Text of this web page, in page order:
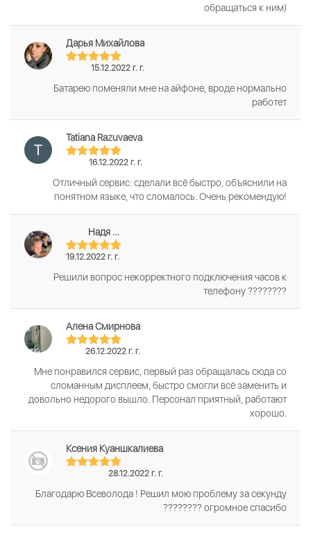
обращаться к ним)
Дарья Михайлова
15.12.2022 г. г.
Батарею поменяли мне на айфоне, вроде нормально
работет
Tatiana Razuvaeva
16.12.2022 г. г.
Отличный сервис: сделали всё быстро, объяснили на
понятном языке, что сломалось. Очень рекомендую!
Надя …
19.12.2022 г. г.
Решили вопрос некорректного подключения часов к
телефону ????????
Алена Смирнова
26.12.2022 г. г.
Мне понравился сервис, первый раз обращалась сюда со
сломанным дисплеем, быстро смогли всё заменить и
довольно недорого вышло. Персонал приятный, работают
хорошо.
Ксения Куаншкалиева
28.12.2022 г. г.
Благодарю Всеволода ! Решил мою проблему за секунду
???????? огромное спасибо